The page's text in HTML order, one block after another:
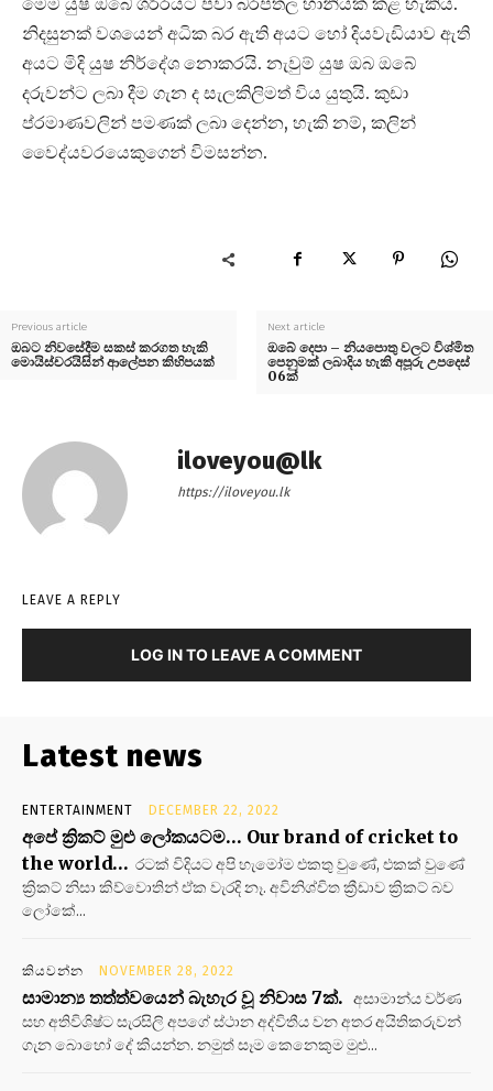
නිදසුනක් වශයෙන් අධික බර ඇති අයට හෝ දියවැඩියාව ඇති
අයට මිදි යුෂ නිර්දේශ නොකරයි. නැවුම් යුෂ ඔබ ඔබේ
දරුවන්ට ලබා දීම ගැන ද සැලකිලිමත් විය යුතුයි. කුඩා
ප්රමාණවලින් පමණක් ලබා දෙන්න, හැකි නම්, කලින්
වෛද්යවරයෙකුගෙන් විමසන්න.
Previous article
ඔබට නිවසේදීම සකස් කරගත හැකි
මොයිස්චරයිසින් ආලේපන කිහිපයක්
Next article
ඔබේ දෙපා – නියපොතු වලට විශ්මිත
පෙනුමක් ලබාදිය හැකි අපූරු උපදෙස්
06ක්
iloveyou@lk
https://iloveyou.lk
LEAVE A REPLY
LOG IN TO LEAVE A COMMENT
Latest news
ENTERTAINMENT DECEMBER 22, 2022
අපේ ක්‍රිකට් මුළු ලෝකයටම… Our brand of cricket to
the world… රටක් විදියට අපි හැමෝම එකතු වුණේ, එකක් වුණේ
ක්‍රිකට් නිසා කිව්වොතින් ඒක වැරදි නෑ. අවිනිශ්චිත ක්‍රීඩාව ක්‍රිකට් බව
ලෝකේ...
කියවන්න NOVEMBER 28, 2022
සාමාන්‍ය තත්ත්වයෙන් බැහැර වූ නිවාස 7ක්. අසාමාන්ය වර්ණ
සහ අතිවිශිෂ්ට සැරසිලි අපගේ ස්ථාන අද්විතීය වන අතර අයිතිකරුවන්
ගැන බොහෝ දේ කියන්න. නමුත් සෑම කෙනෙකුම මුළු...